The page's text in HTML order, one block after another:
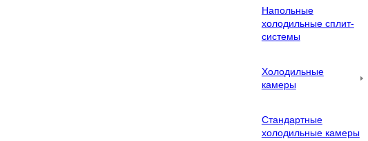
Напольные
холодильные сплит-
системы
Холодильные
камеры
Стандартные
холодильные камеры